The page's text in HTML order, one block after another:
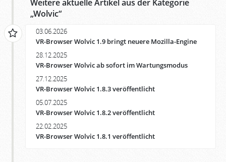
Weitere aktuelle Artikel aus der Kategorie
„Wolvic“
03.06.2026
VR-Browser Wolvic 1.9 bringt neuere Mozilla-Engine
28.12.2025
VR-Browser Wolvic ab sofort im Wartungsmodus
27.12.2025
VR-Browser Wolvic 1.8.3 veröffentlicht
05.07.2025
VR-Browser Wolvic 1.8.2 veröffentlicht
22.02.2025
VR-Browser Wolvic 1.8.1 veröffentlicht